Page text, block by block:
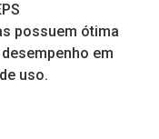
possuem ótima
em
uso.